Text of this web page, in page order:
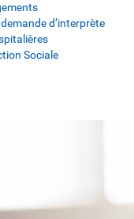
d’interprète
Sociale